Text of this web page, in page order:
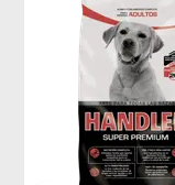
Profesional Vet
Protemix Perro
Protemix Perro
Provet Alta
Provet Alta
Provet